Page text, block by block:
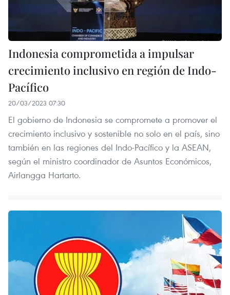
Indonesia comprometida a impulsar
crecimiento inclusivo en región de Indo-
Pacífico
20/03/2023 07:30
El gobierno de Indonesia se compromete a promover el
crecimiento inclusivo y sostenible no solo en el país, sino
también en las regiones del Indo-Pacífico y la ASEAN,
según el ministro coordinador de Asuntos Económicos,
Airlangga Hartarto.